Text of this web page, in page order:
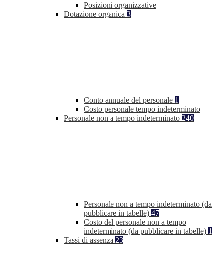
Posizioni organizzative
Dotazione organica 3
Conto annuale del personale 1
Costo personale tempo indeterminato
Personale non a tempo indeterminato 240
Personale non a tempo indeterminato (da
pubblicare in tabelle) 47
Costo del personale non a tempo
indeterminato (da pubblicare in tabelle) 1
Tassi di assenza 23